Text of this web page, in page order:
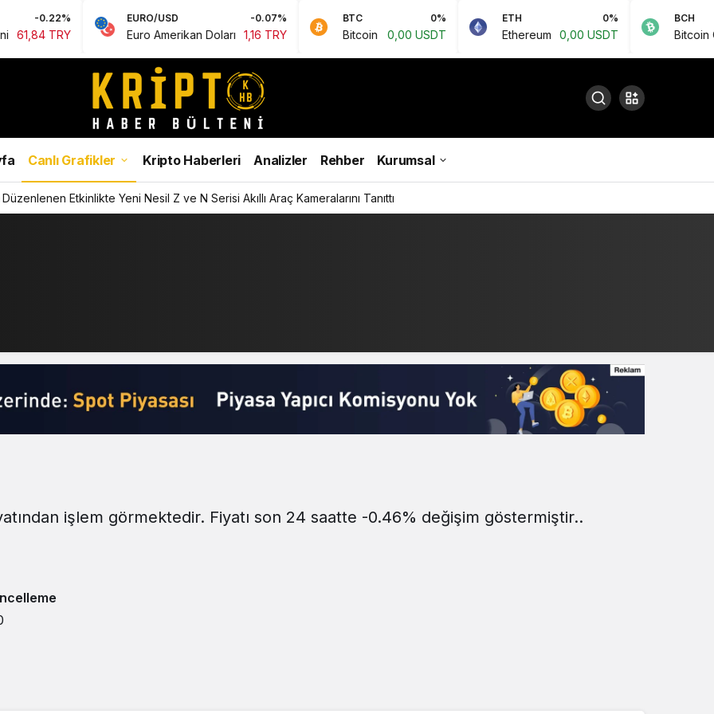
TRY
EURO/USD
Euro Amerikan Doları 1,16 TRY
BTC
Bitcoin 0,00 USDT
ETH
Ethereum 0,00 USDT
BCH
Bitcoin Cash
Canlı Grafikler Kripto Haberleri Analizler Rehber Kurumsal
Etkinlikte Yeni Nesil Z ve N Serisi Akıllı Araç Kameralarını Tanıttı
işlem görmektedir. Fiyatı son 24 saatte -0.46% değişim göstermiştir..